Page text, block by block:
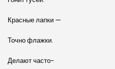
Красные лапки —
Точно флажки.
Делают часто-